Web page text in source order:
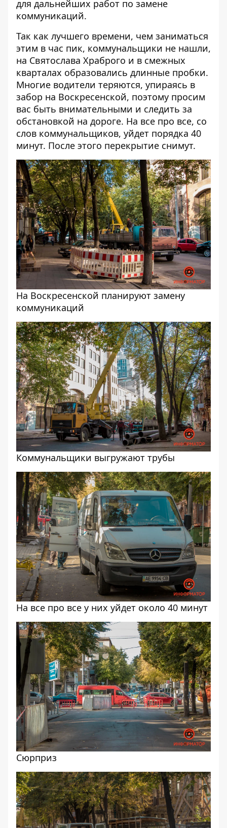
для дальнейших работ по замене
коммуникаций.
Так как лучшего времени, чем заниматься
этим в час пик, коммунальщики не нашли,
на Святослава Храброго и в смежных
кварталах образовались длинные пробки.
Многие водители теряются, упираясь в
забор на Воскресенской, поэтому просим
вас быть внимательными и следить за
обстановкой на дороге. На все про все, со
слов коммунальщиков, уйдет порядка 40
минут. После этого перекрытие снимут.
На Воскресенской планируют замену
коммуникаций
Коммунальщики выгружают трубы
На все про все у них уйдет около 40 минут
Сюрприз